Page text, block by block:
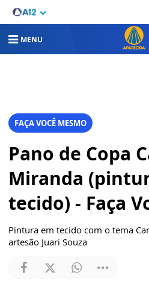
MENU
FAÇA VOCÊ MESMO
Pano de Copa
Miranda
tecido) - Faça
Pintura em tecido com o tema
artesão Juari Souza